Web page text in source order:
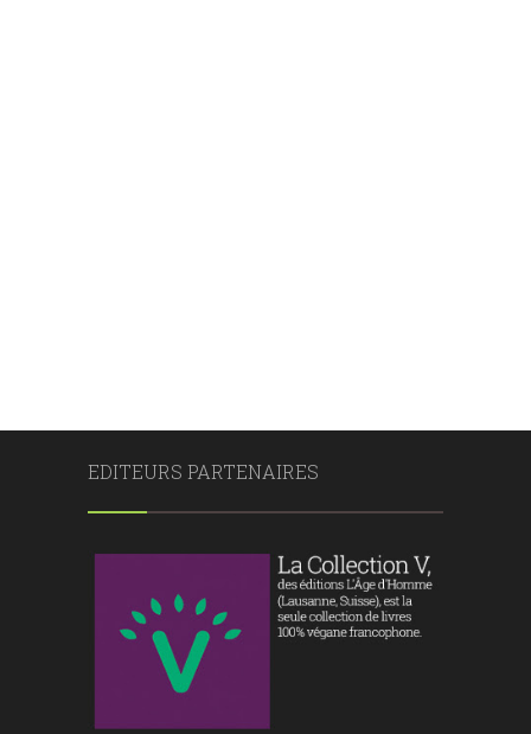
EDITEURS PARTENAIRES